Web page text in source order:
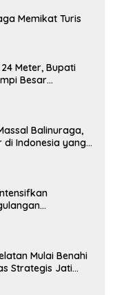
Memikat Turis
Meter, Bupati
Besar
Balinuraga,
di Indonesia yang
Mulai Benahi
Strategis Jati